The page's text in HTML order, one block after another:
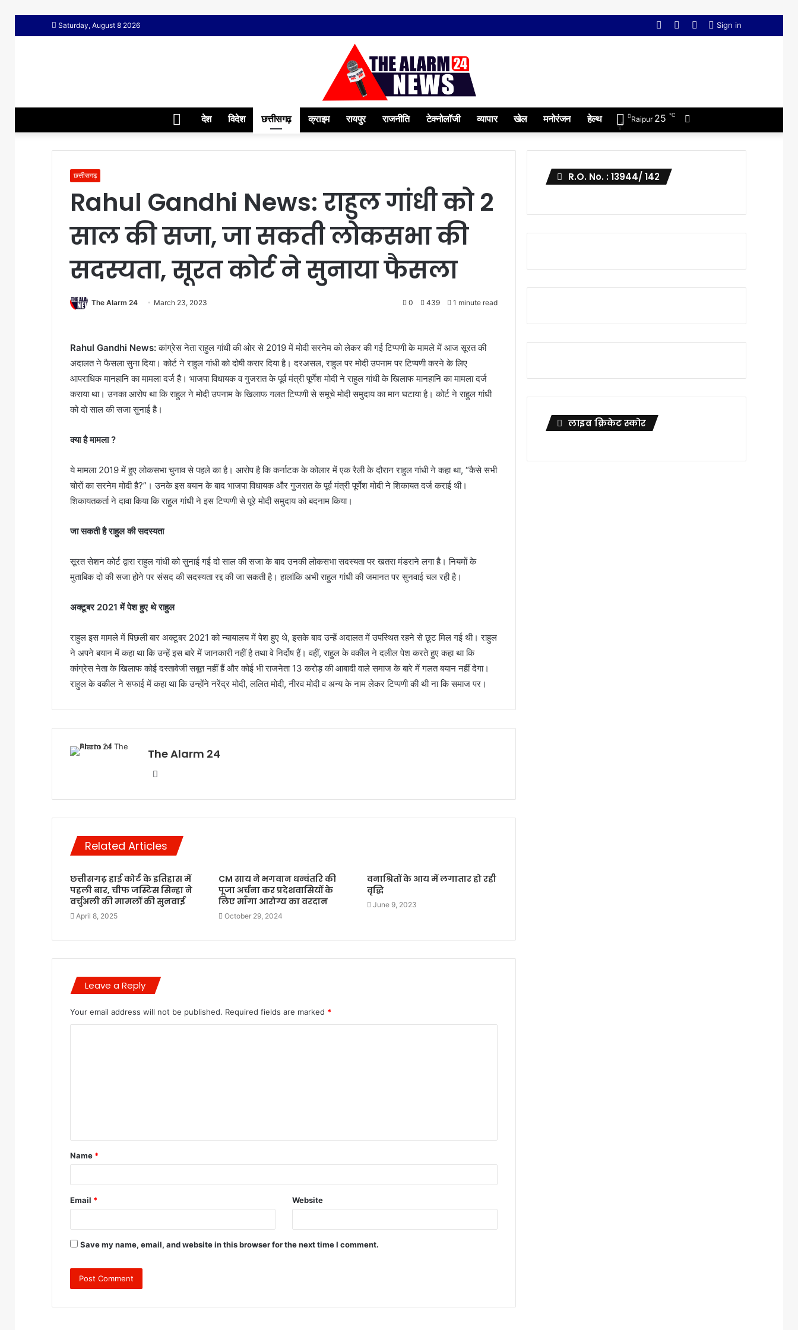
Saturday, August 8 2026 Sign in
YouTube
Twitter
Facebook
Homeदेश विदेश छत्तीसगढ़ क्राइम रायपुर राजनीति टेक्नोलॉजी व्यापार खेल मनोरंजन हेल्थ Raipur 25 ℃
छत्तीसगढ़
Rahul Gandhi News: राहुल गांधी को 2
साल की सजा, जा सकती लोकसभा की
सदस्यता, सूरत कोर्ट ने सुनाया फैसला
The Alarm 24 March 23, 2023 0 439 1 minute read
Rahul Gandhi News:कांग्रेस नेता राहुल गांधी की ओर से 2019 में मोदी सरनेम को लेकर की गई टिप्पणी के मामले में आज सूरत की
अदालत ने फैसला सुना दिया। कोर्ट ने राहुल गांधी को दोषी करार दिया है। दरअसल, राहुल पर मोदी उपनाम पर टिप्पणी करने के लिए
आपराधिक मानहानि का मामला दर्ज है। भाजपा विधायक व गुजरात के पूर्व मंत्री पूर्णेश मोदी ने राहुल गांधी के खिलाफ मानहानि का मामला दर्ज
कराया था। उनका आरोप था कि राहुल ने मोदी उपनाम के खिलाफ गलत टिप्पणी से समूचे मोदी समुदाय का मान घटाया है। कोर्ट ने राहुल गांधी
को दो साल की सजा सुनाई है।
क्या है मामला ?
ये मामला 2019 में हुए लोकसभा चुनाव से पहले का है। आरोप है कि कर्नाटक के कोलार में एक रैली के दौरान राहुल गांधी ने कहा था, “कैसे सभी
चोरों का सरनेम मोदी है?”। उनके इस बयान के बाद भाजपा विधायक और गुजरात के पूर्व मंत्री पूर्णेश मोदी ने शिकायत दर्ज कराई थी।
शिकायतकर्ता ने दावा किया कि राहुल गांधी ने इस टिप्पणी से पूरे मोदी समुदाय को बदनाम किया।
जा सकती है राहुल की सदस्यता
सूरत सेशन कोर्ट द्वारा राहुल गांधी को सुनाई गई दो साल की सजा के बाद उनकी लोकसभा सदस्यता पर खतरा मंडराने लगा है। नियमों के
मुताबिक दो की सजा होने पर संसद की सदस्यता रद्द की जा सकती है। हालांकि अभी राहुल गांधी की जमानत पर सुनवाई चल रही है।
अक्टूबर 2021 में पेश हुए थे राहुल
राहुल इस मामले में पिछली बार अक्‍टूबर 2021 को न्‍यायालय में पेश हुए थे, इसके बाद उन्‍हें अदालत में उपस्थित रहने से छूट मिल गई थी। राहुल
ने अपने बयान में कहा था कि उन्‍हें इस बारे में जानकारी नहीं है तथा वे निर्दोष हैं। वहीं, राहुल के वकील ने दलील पेश करते हुए कहा था कि
कांग्रेस नेता के खिलाफ कोई दस्‍तावेजी सबूत नहीं हैं और कोई भी राजनेता 13 करोड़ की आबादी वाले समाज के बारे में गलत बयान नहीं देगा।
राहुल के वकील ने सफाई में कहा था कि उन्होंने नरेंद्र मोदी, ललित मोदी, नीरव मोदी व अन्‍य के नाम लेकर टिप्‍पणी की थी ना कि समाज पर।
The Alarm 24
Website
Related Articles
छत्तीसगढ़ हाई कोर्ट के इतिहास में
पहली बार, चीफ जस्टिस सिन्हा ने
वर्चुअली की मामलों की सुनवाई
April 8, 2025
CM साय ने भगवान धन्वंतरि की
पूजा अर्चना कर प्रदेशवासियों के
लिए माँगा आरोग्य का वरदान
October 29, 2024
वनाश्रितों के आय में लगातार हो रही
वृद्धि
June 9, 2023
Leave a Reply
Your email address will not be published. Required fields are marked *
t
*
Name *
Email * Website
Save my name, email, and website in this browser for the next time I comment.
R.O. No. : 13944/ 142
लाइव क्रिकेट स्कोर